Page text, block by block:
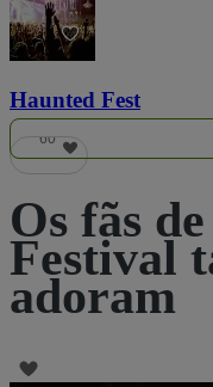
37
Haunted Fest
60
Os fãs
Festival
adoram